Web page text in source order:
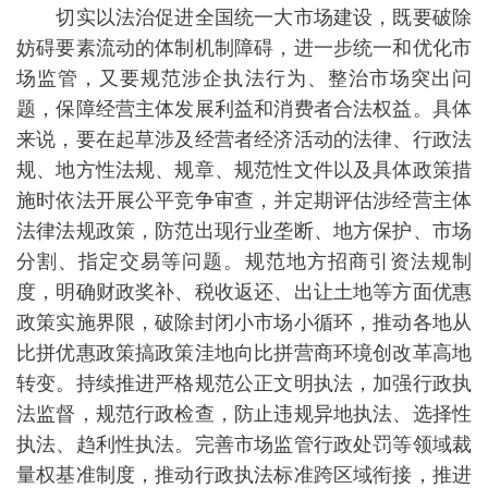
切实以法治促进全国统一大市场建设，既要破除
妨碍要素流动的体制机制障碍，进一步统一和优化市
场监管，又要规范涉企执法行为、整治市场突出问
题，保障经营主体发展利益和消费者合法权益。具体
来说，要在起草涉及经营者经济活动的法律、行政法
规、地方性法规、规章、规范性文件以及具体政策措
施时依法开展公平竞争审查，并定期评估涉经营主体
法律法规政策，防范出现行业垄断、地方保护、市场
分割、指定交易等问题。规范地方招商引资法规制
度，明确财政奖补、税收返还、出让土地等方面优惠
政策实施界限，破除封闭小市场小循环，推动各地从
比拼优惠政策搞政策洼地向比拼营商环境创改革高地
转变。持续推进严格规范公正文明执法，加强行政执
法监督，规范行政检查，防止违规异地执法、选择性
执法、趋利性执法。完善市场监管行政处罚等领域裁
量权基准制度，推动行政执法标准跨区域衔接，推进